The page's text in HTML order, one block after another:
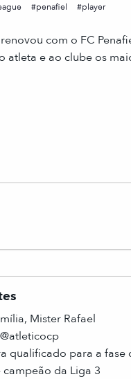
penafiel player
renovou com o FC
atleta e ao clube os
Mister Rafael
qualificado para a fase
da Liga 3